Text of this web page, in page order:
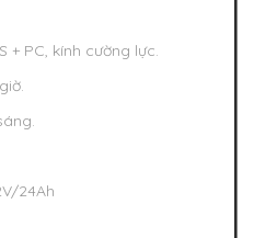
kính cường lực.
24Ah